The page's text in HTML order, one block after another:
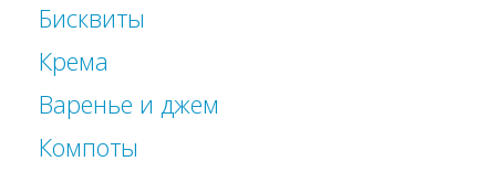
Бисквиты
Крема
Варенье и джем
Компоты